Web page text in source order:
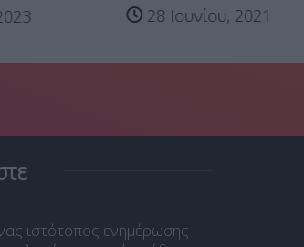
28 Ιουνίου, 2021
ιστότοπος ενημέρωσης